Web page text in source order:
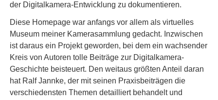
der Digitalkamera-Entwicklung zu dokumentieren.
Diese Homepage war anfangs vor allem als virtuelles
Museum meiner Kamerasammlung gedacht. Inzwischen
ist daraus ein Projekt geworden, bei dem ein wachsender
Kreis von Autoren tolle Beiträge zur Digitalkamera-
Geschichte beisteuert. Den weitaus größten Anteil daran
hat Ralf Jannke, der mit seinen Praxisbeiträgen die
verschiedensten Themen detailliert behandelt und